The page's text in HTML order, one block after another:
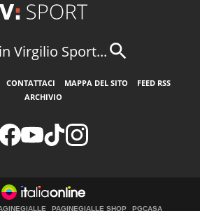
Virgilio Sport...
CONTATTACI MAPPA DEL SITO
FEED RSS
ARCHIVIO
PAGINEGIALLE SHOP PGCASA